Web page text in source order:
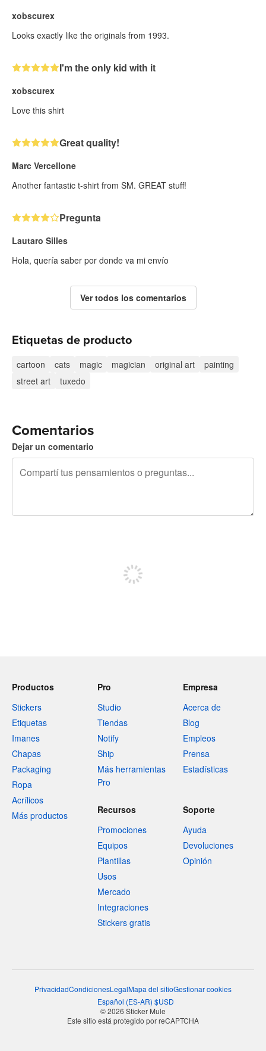
xobscurex
Looks exactly like the originals from 1993.
I'm the only kid with it
xobscurex
Love this shirt
Great quality!
Marc Vercellone
Another fantastic t-shirt from SM. GREAT stuff!
Pregunta
Lautaro Silles
Hola, quería saber por donde va mi envío
Ver todos los comentarios
Etiquetas de producto
cartoon cats magic magician original art
painting
street art
tuxedo
Comentarios
Dejar un comentario
Productos
Stickers
Etiquetas
Imanes
Chapas
Packaging
Ropa
Acrílicos
Más productos
Pro
Studio
Tiendas
Notify
Ship
Más herramientas
Pro
Empresa
Acerca de
Blog
Empleos
Prensa
Estadísticas
Recursos
Promociones
Equipos
Plantillas
Usos
Mercado
Integraciones
Stickers gratis
Soporte
Ayuda
Devoluciones
Opinión
PrivacidadCondicionesLegalMapa del sitioGestionar cookies
Español (ES-AR) $USD
© 2026 Sticker Mule
Este sitio está protegido por reCAPTCHA